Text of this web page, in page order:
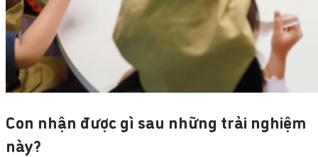
Con nhận được gì sau những trải nghiệm
này?